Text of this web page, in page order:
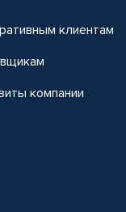
клиентам
компании